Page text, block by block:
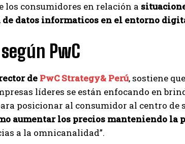
consumidores en relación a
datos informaticos en el entorno
PwC
de PwC Strategy& Perú, sostiene
líderes se están enfocando en
posicionar al consumidor al centro de
aumentar los precios manteniendo la
a la omnicanalidad”.